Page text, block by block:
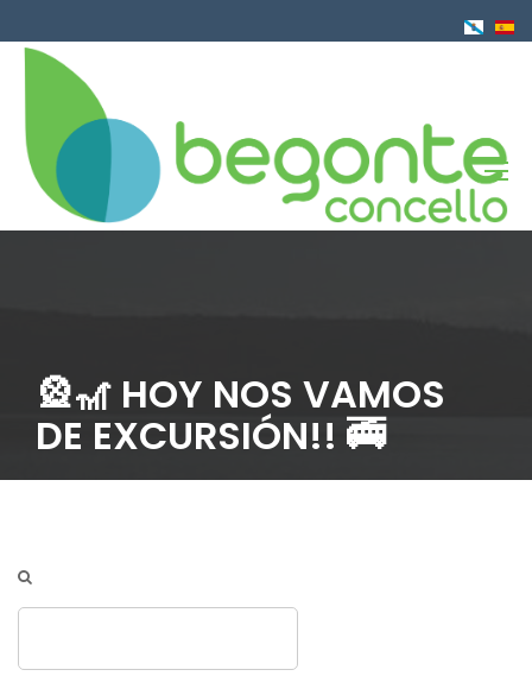
al
contenido
🎡🎢 HOY NOS VAMOS
DE EXCURSIÓN!! 🚎